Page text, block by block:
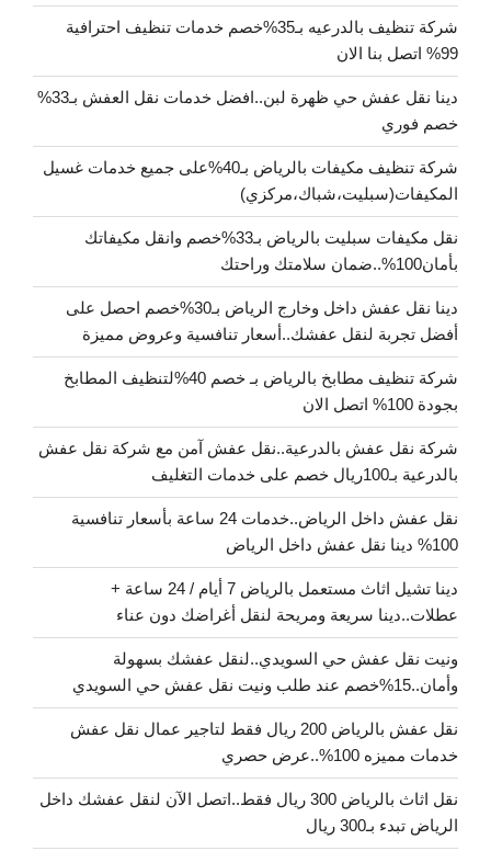
شركة تنظيف بالدرعيه بـ35%خصم خدمات تنظيف احترافية
99% اتصل بنا الان
دينا نقل عفش حي ظهرة لبن..افضل خدمات نقل العفش بـ33%
خصم فوري
شركة تنظيف مكيفات بالرياض بـ40%على جميع خدمات غسيل
المكيفات(سبليت،شباك،مركزي)
نقل مكيفات سبليت بالرياض بـ33%خصم وانقل مكيفاتك
بأمان100%..ضمان سلامتك وراحتك
دينا نقل عفش داخل وخارج الرياض بـ30%خصم احصل على
أفضل تجربة لنقل عفشك..أسعار تنافسية وعروض مميزة
شركة تنظيف مطابخ بالرياض بـ خصم 40%لتنظيف المطابخ
بجودة 100% اتصل الان
شركة نقل عفش بالدرعية..نقل عفش آمن مع شركة نقل عفش
بالدرعية بـ100ريال خصم على خدمات التغليف
نقل عفش داخل الرياض..خدمات 24 ساعة بأسعار تنافسية
100% دينا نقل عفش داخل الرياض
دينا تشيل اثاث مستعمل بالرياض 7 أيام / 24 ساعة +
عطلات..دينا سريعة ومريحة لنقل أغراضك دون عناء
ونيت نقل عفش حي السويدي..لنقل عفشك بسهولة
وأمان..15%خصم عند طلب ونيت نقل عفش حي السويدي
نقل عفش بالرياض 200 ريال فقط لتاجير عمال نقل عفش
خدمات مميزه 100%..عرض حصري
نقل اثاث بالرياض 300 ريال فقط..اتصل الآن لنقل عفشك داخل
الرياض تبدء بـ300 ريال